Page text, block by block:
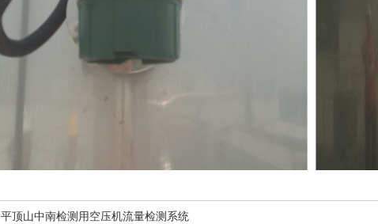
平顶山中南检测用空压机流量检测系统